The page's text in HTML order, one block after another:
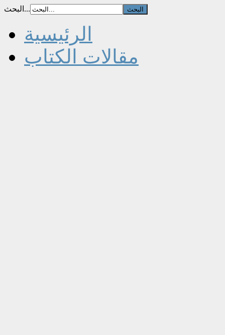
البحث...
الرئيسية
مقالات الكتاب